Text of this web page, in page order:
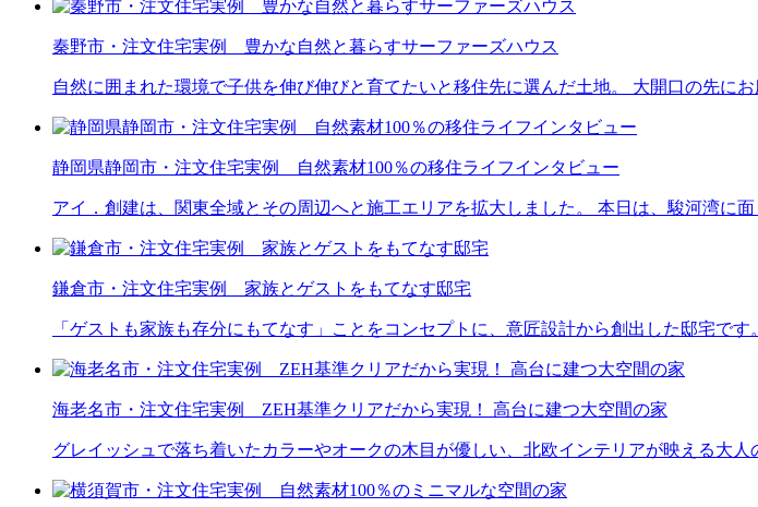
秦野市・注文住宅実例 豊かな自然と暮らすサーファーズハウス
自然に囲まれた環境で子供を伸び伸びと育てたいと移住先に選んだ土地。 大開口の先に
静岡県静岡市・注文住宅実例 自然素材100％の移住ライフインタビュー
アイ．創建は、関東全域とその周辺へと施工エリアを拡大しました。 本日は、駿河湾に
鎌倉市・注文住宅実例 家族とゲストをもてなす邸宅
「ゲストも家族も存分にもてなす」ことをコンセプトに、意匠設計から創出した邸宅で
海老名市・注文住宅実例 ZEH基準クリアだから実現！ 高台に建つ大空間の家
グレイッシュで落ち着いたカラーやオークの木目が優しい、北欧インテリアが映える大